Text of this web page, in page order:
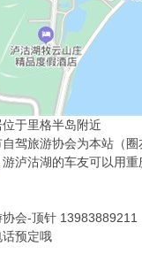
于里格半岛附近
驾旅游协会为本站（
游泸沽湖的车友可以用
会-顶针 13983889211
预定哦